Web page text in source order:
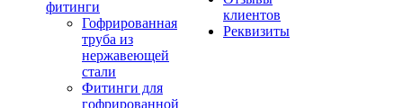
фитинги
Гофрированная
труба из
нержавеющей
стали
Фитинги для
гофрированной
клиентов
Реквизиты